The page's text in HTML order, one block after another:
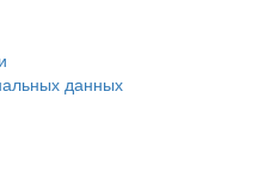
данных